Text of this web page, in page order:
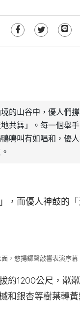
的山谷中，優人們
共舞」。每一個舉
鳴叫有如唱和，優
，而優人神鼓的
，悠揚鑼聲敲響表演序
約1200公尺，粼
和銀杏等樹葉轉